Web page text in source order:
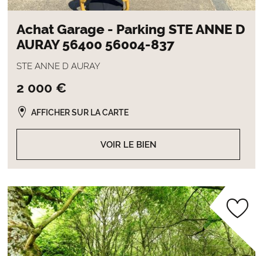
Achat Garage - Parking STE ANNE D
AURAY 56400 56004-837
STE ANNE D AURAY
2 000 €
VOIR LE BIEN
AFFICHER SUR LA CARTE